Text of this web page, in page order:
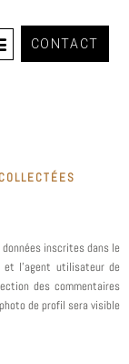
CONTACT
inscrites dans le
et l’agent utilisateur de
des commentaires
de profil sera visible